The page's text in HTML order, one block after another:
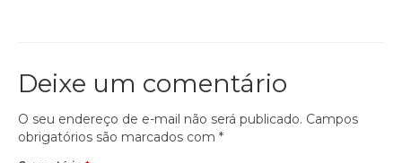
Deixe um comentário
O seu endereço de e-mail não será publicado. Campos
obrigatórios são marcados com *